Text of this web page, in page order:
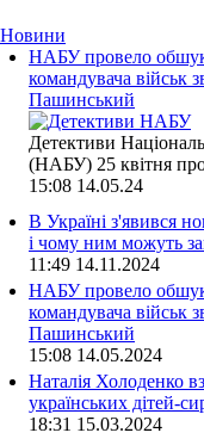
Новини
НАБУ провело
командувача військ
Пашинський
Детективи
(НАБУ) 25 квітня
15:08 14.05.24
В Україні з'явився
і чому ним можуть
11:49 14.11.2024
НАБУ провело
командувача військ
Пашинський
15:08 14.05.2024
Наталія Холоденко
українських дітей-
18:31 15.03.2024